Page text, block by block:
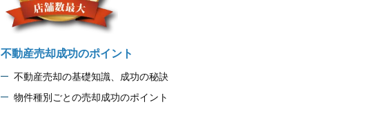
不動産売却成功のポイント
不動産売却の基礎知識、成功の秘訣
物件種別ごとの売却成功のポイント